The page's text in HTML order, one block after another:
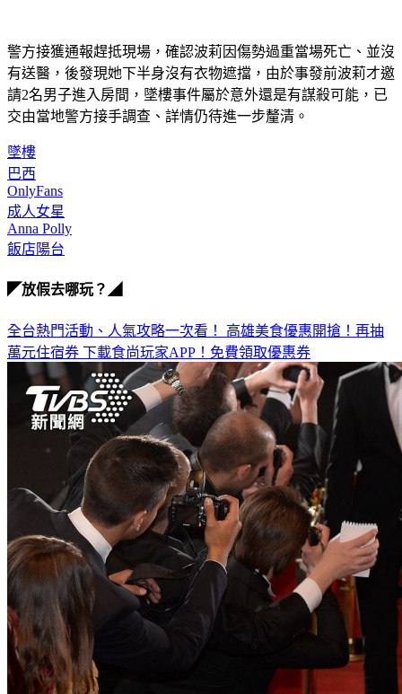
警方接獲通報趕抵現場，確認波莉因傷勢過重當場死亡、並沒
有送醫，後發現她下半身沒有衣物遮擋，由於事發前波莉才邀
請2名男子進入房間，墜樓事件屬於意外還是有謀殺可能，已
墜樓
巴西
OnlyFans
成人女星
Anna Polly
全台熱門活動、人氣攻略一次看！高雄美食優惠開搶！再抽
萬元住宿券
下載食尚玩家APP！免費領取優惠券